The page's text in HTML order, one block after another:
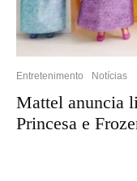
Entretenimento Notícias
Mattel anuncia
Princesa e